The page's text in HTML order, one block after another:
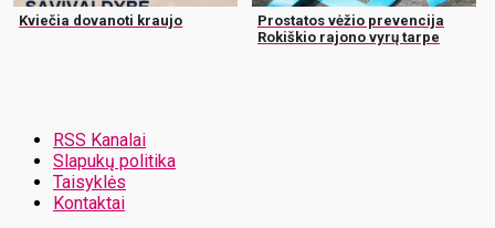
Kviečia dovanoti kraujo
Prostatos vėžio prevencija
Rokiškio rajono vyrų tarpe
RSS Kanalai
Slapukų politika
Taisyklės
Kontaktai